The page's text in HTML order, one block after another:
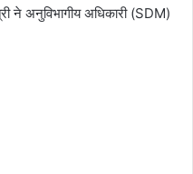
ने अनुविभागीय अधिकारी (SDM)